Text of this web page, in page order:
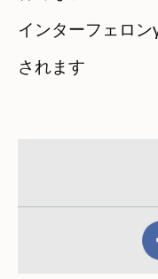
インターフェロ
されます